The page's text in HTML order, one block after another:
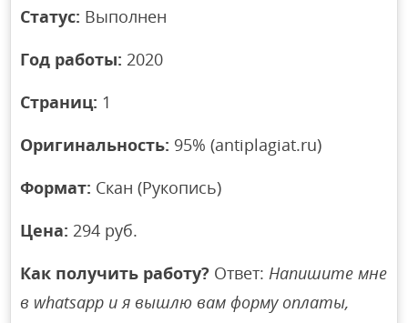
Статус: Выполнен
Год работы: 2020
Страниц: 1
Оригинальность: 95% (antiplagiat.ru)
Формат: Скан (Рукопись)
Цена: 294 руб.
Как получить работу? Ответ:Напишите мне
в whatsapp и я вышлю вам форму оплаты,